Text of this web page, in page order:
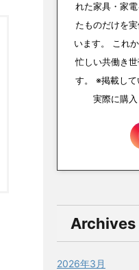
れた家具・家
たものだけを
います。 これ
忙しい共働き
す。 ※掲載し
実際に購入
Archives
2026年3月